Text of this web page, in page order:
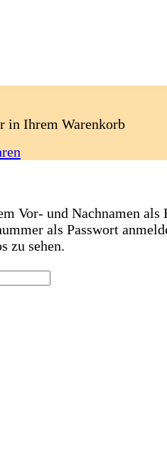
in Ihrem Warenkorb
Vor- und Nachnamen als
als Passwort
zu sehen.